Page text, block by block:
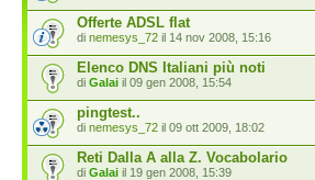
Offerte ADSL flat
di nemesys_72 il 14 nov 2008, 15:16
Elenco DNS Italiani più noti
di Galai il 09 gen 2008, 15:54
pingtest..
di nemesys_72 il 09 ott 2009, 18:02
Reti Dalla A alla Z. Vocabolario
di Galai il 19 gen 2008, 15:39